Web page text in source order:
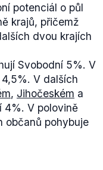
potenciál o půl
krajů, přičemž
dvou krajích
Svobodní 5%. V
4,5%. V dalších
, Jihočeském a
4%. V polovině
občanů pohybuje